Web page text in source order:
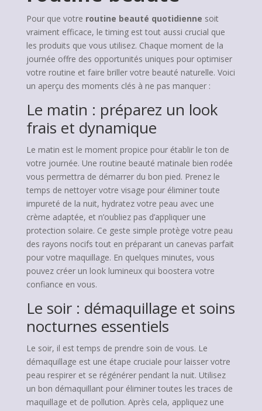
Pour que votre routine beauté quotidienne soit
vraiment efficace, le timing est tout aussi crucial que
les produits que vous utilisez. Chaque moment de la
journée offre des opportunités uniques pour optimiser
votre routine et faire briller votre beauté naturelle. Voici
un aperçu des moments clés à ne pas manquer :
Le matin : préparez un look
frais et dynamique
Le matin est le moment propice pour établir le ton de
votre journée. Une routine beauté matinale bien rodée
vous permettra de démarrer du bon pied. Prenez le
temps de nettoyer votre visage pour éliminer toute
impureté de la nuit, hydratez votre peau avec une
crème adaptée, et n’oubliez pas d’appliquer une
protection solaire. Ce geste simple protège votre peau
des rayons nocifs tout en préparant un canevas parfait
pour votre maquillage. En quelques minutes, vous
pouvez créer un look lumineux qui boostera votre
confiance en vous.
Le soir : démaquillage et soins
nocturnes essentiels
Le soir, il est temps de prendre soin de vous. Le
démaquillage est une étape cruciale pour laisser votre
peau respirer et se régénérer pendant la nuit. Utilisez
un bon démaquillant pour éliminer toutes les traces de
maquillage et de pollution. Après cela, appliquez une